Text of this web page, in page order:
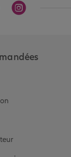
Allianz
de Allianz
Linkedin de
sur la page
Aller sur la